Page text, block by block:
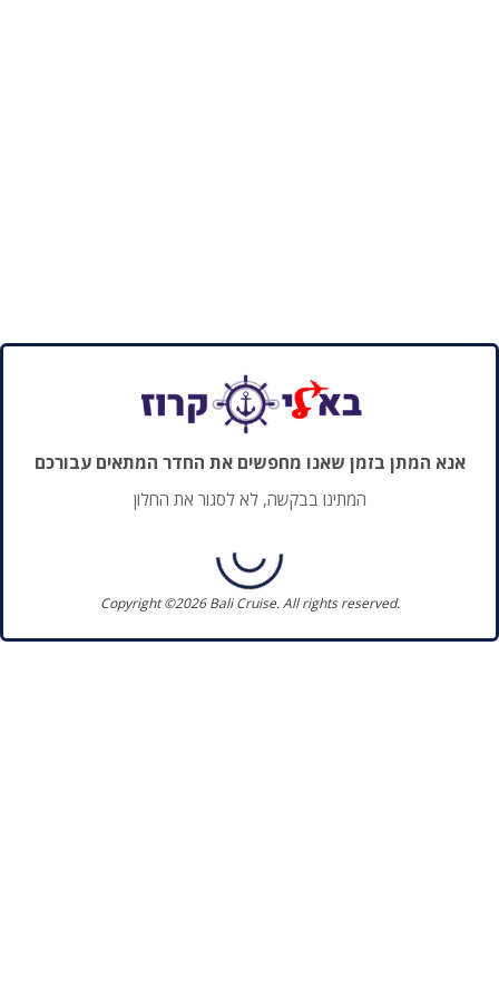
אנא המתן בזמן שאנו מחפשים את החדר המתאים עבורכם
המתינו בבקשה, לא לסגור את החלון
Copyright ©2026 Bali Cruise. All rights reserved.